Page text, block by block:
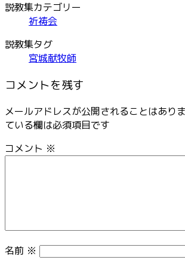
説教集カテゴリー
祈祷会
説教集タグ
宮城献牧師
コメントを残す
メールアドレスが公開されることはありま
ている欄は必須項目です
コメント ※
名前 ※